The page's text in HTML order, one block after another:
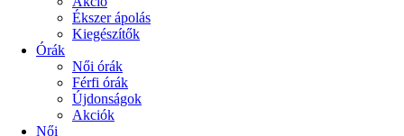
Ékszer ápolás
Kiegészítők
Órák
Női órák
Férfi órák
Újdonságok
Akciók
Női